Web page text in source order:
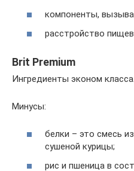
компоненты,
расстройство
Brit Premium
Ингредиенты эконом класса.
Минусы:
белки – это смесь
сушеной курицы;
рис и пшеница в